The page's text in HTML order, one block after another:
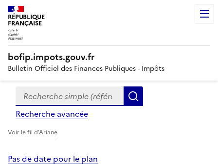
RÉPUBLIQUE
FRANÇAISE
bofip.impots.gouv.fr
Bulletin Officiel des Finances Publiques - Impôts
Formulaire
de
recherche
Recherche simple (références, mots clés, partie du
Recherche avancée
Voir le fil d'Ariane
Pas de date pour le plan